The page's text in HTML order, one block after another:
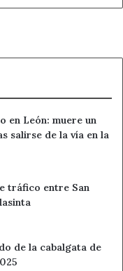
en León: muere un
salirse de la vía en la
tráfico entre San
de la cabalgata de